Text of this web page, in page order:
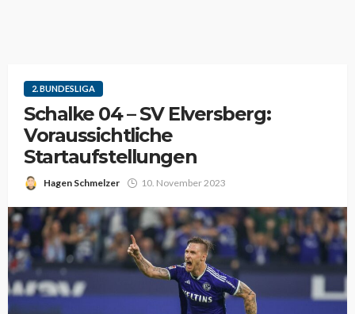
2. BUNDESLIGA
Schalke 04 – SV Elversberg:
Voraussichtliche
Startaufstellungen
Hagen Schmelzer 10. November 2023